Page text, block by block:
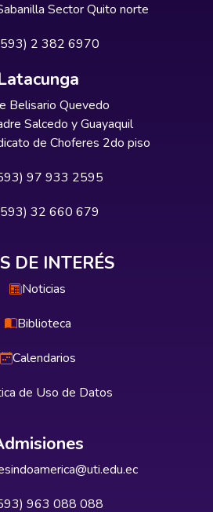
Sector Quito norte
2 382 6970
Belisario Quevedo
Salcedo y Guayaquil
de Choferes 2do piso
97 933 2595
32 660 679
DE INTERÉS
Noticias
Biblioteca
Calendarios
de Uso de Datos
963 088 088